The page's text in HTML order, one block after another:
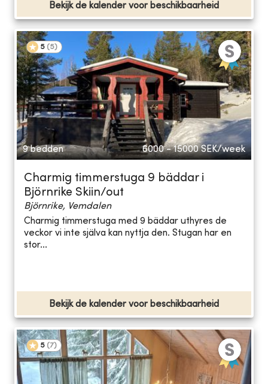
Bekijk de kalender voor beschikbaarheid
5 (5)
9 bedden 6000 - 15000 SEK/week
Charmig timmerstuga 9 bäddar i
Björnrike Skiin/out
Björnrike, Vemdalen
Charmig timmerstuga med 9 bäddar uthyres de
veckor vi inte själva kan nyttja den. Stugan har en
stor...
Bekijk de kalender voor beschikbaarheid
5 (7)